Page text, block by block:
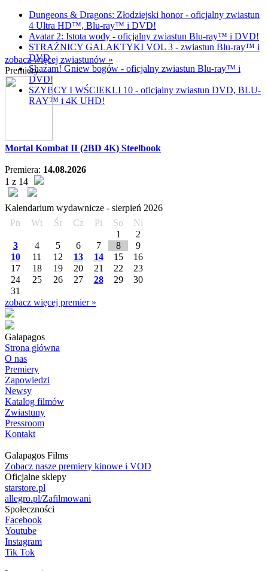
Dungeons & Dragons: Złodziejski honor - oficjalny zwiastun
4 Ultra HD™, Blu-ray™ i DVD!
Avatar 2: Istota wody - oficjalny zwiastun Blu-ray™ i DVD!
STRAŻNICY GALAKTYKI VOL 3 - zwiastun Blu-ray™ i
DVD
Shazam! Gniew bogów - oficjalny zwiastun Blu-ray™ i
DVD!
SZYBCY I WŚCIEKLI 10 - oficjalny zwiastun DVD, BLU-
RAY™ i 4K UHD!
zobacz więcej zwiastunów »
Premiery
Mortal Kombat II (2BD 4K) Steelbook
Premiera: 14.08.2026
1 z 14
Kalendarium wydawnicze - sierpień 2026
Pn
Wt Śr Cz Pi So
Ni
1
2
3
4 5 6 7 8
9
10
11 12 13 14 15
16
17
18 19 20 21 22
23
24
25 26 27 28 29
30
31
zobacz więcej premier »
Galapagos
Strona główna
O nas
Premiery
Zapowiedzi
Newsy
Katalog filmów
Zwiastuny
Pressroom
Kontakt
Galapagos Films
Zobacz nasze premiery kinowe i VOD
Oficjalne sklepy
starstore.pl
allegro.pl/Zafilmowani
Społeczności
Facebook
Youtube
Instagram
Tik Tok